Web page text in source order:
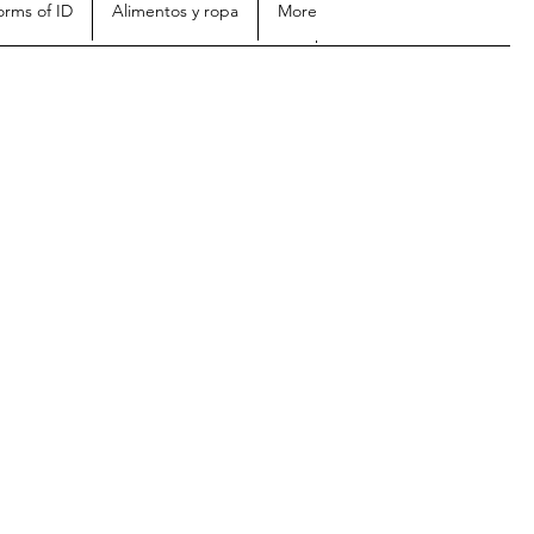
of ID Alimentos y ropa More